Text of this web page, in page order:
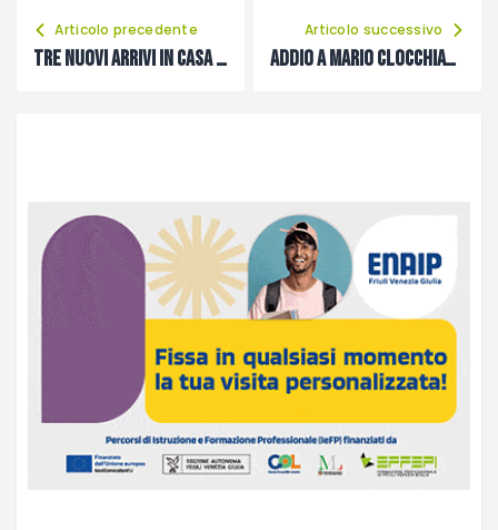
Articolo precedente
Tre nuovi arrivi in casa Viola
Articolo successivo
Addio a Mario Clocchiatti, 3 scudetti con la Moggese e tanto amore per il Carnico